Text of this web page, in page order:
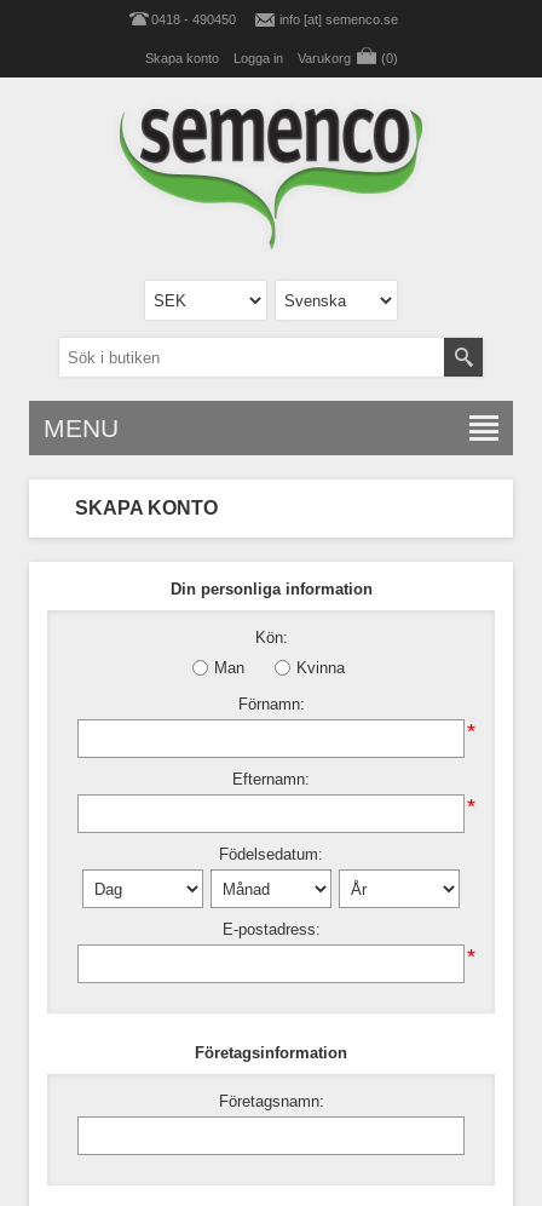
0418 - 490450 info [at] semenco.se
Skapa konto Logga in Varukorg (0)
MENU
SKAPA KONTO
Din personliga information
Kön:
Man
Kvinna
Förnamn:
*
Efternamn:
*
Födelsedatum:
E-postadress:
*
Företagsinformation
Företagsnamn: